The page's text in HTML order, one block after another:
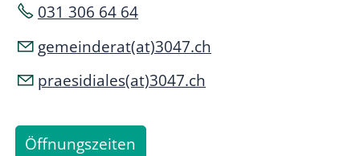
031 306 64 64
gemeinderat(at)3047.ch
praesidiales(at)3047.ch
Öffnungszeiten